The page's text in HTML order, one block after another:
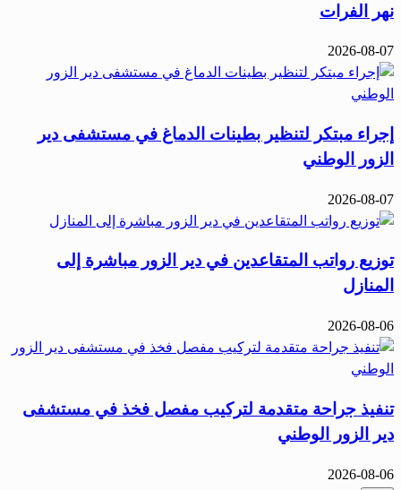
نهر الفرات
2026-08-07
إجراء مبتكر لتنظير بطينات الدماغ في مستشفى دير
الزور الوطني
2026-08-07
توزيع رواتب المتقاعدين في دير الزور مباشرة إلى
المنازل
2026-08-06
تنفيذ جراحة متقدمة لتركيب مفصل فخذ في مستشفى
دير الزور الوطني
2026-08-06